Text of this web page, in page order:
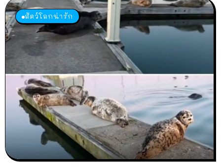
สัตว์โลกน่ารัก